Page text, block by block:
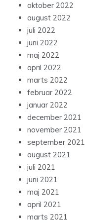
oktober 2022
august 2022
juli 2022
juni 2022
maj 2022
april 2022
marts 2022
februar 2022
januar 2022
december 2021
november 2021
september 2021
august 2021
juli 2021
juni 2021
maj 2021
april 2021
marts 2021